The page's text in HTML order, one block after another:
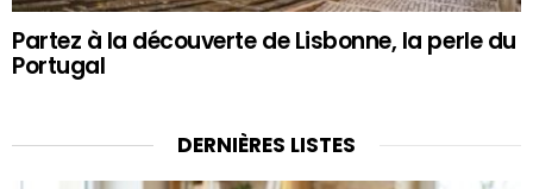
Partez à la découverte de Lisbonne, la perle du
Portugal
DERNIÈRES LISTES